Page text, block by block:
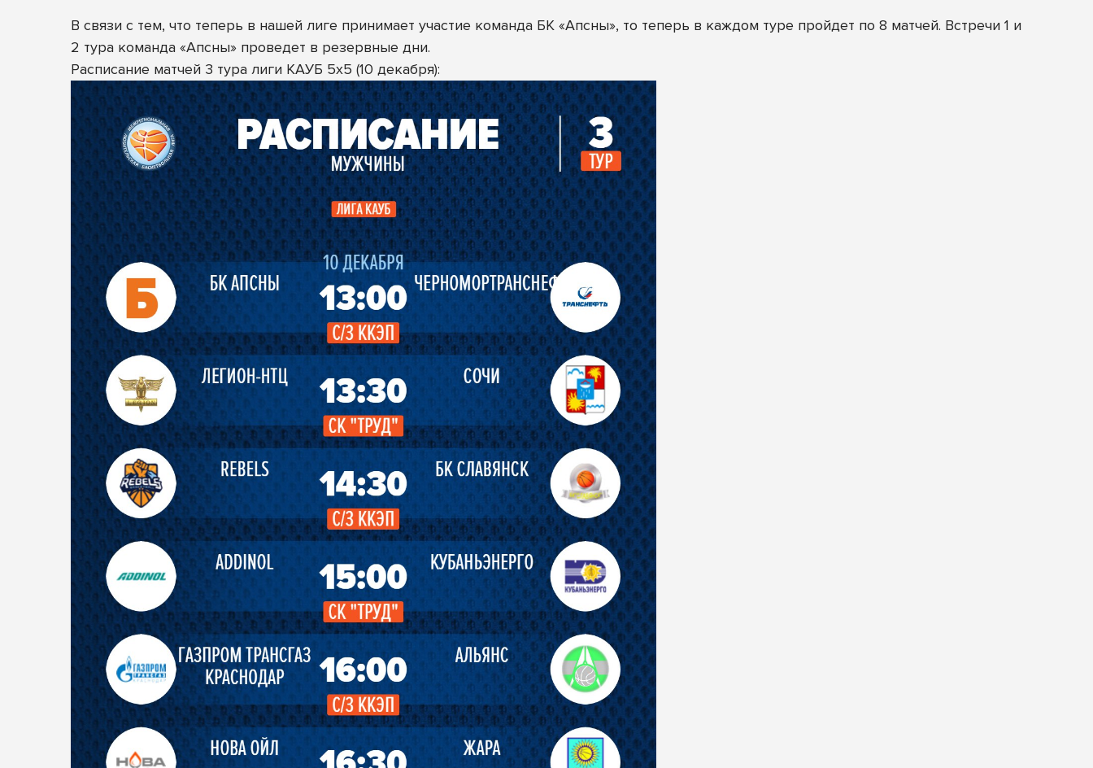
В связи с тем, что теперь в нашей лиге принимает участие команда БК «Апсны», то теперь в каждом туре пройдет по 8 матчей. Встречи 1 и
2 тура команда «Апсны» проведет в резервные дни.
Расписание матчей 3 тура лиги КАУБ 5х5 (10 декабря):